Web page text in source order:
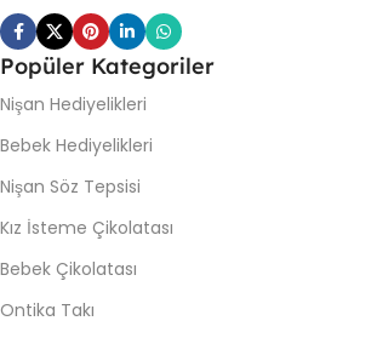
Popüler Kategoriler
Nişan Hediyelikleri
Bebek Hediyelikleri
Nişan Söz Tepsisi
Kız İsteme Çikolatası
Bebek Çikolatası
Ontika Takı